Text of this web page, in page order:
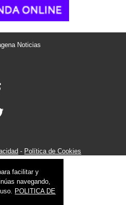
Noticias
- Política de Cookies
facilitar y
navegando,
POLITICA DE